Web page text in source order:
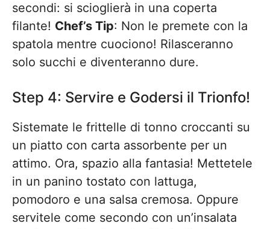
secondi: si scioglierà in una coperta
filante! Chef’s Tip: Non le premete con la
spatola mentre cuociono! Rilasceranno
solo succhi e diventeranno dure.
Step 4: Servire e Godersi il Trionfo!
Sistemate le frittelle di tonno croccanti su
un piatto con carta assorbente per un
attimo. Ora, spazio alla fantasia! Mettetele
in un panino tostato con lattuga,
pomodoro e una salsa cremosa. Oppure
servitele come secondo con un’insalata